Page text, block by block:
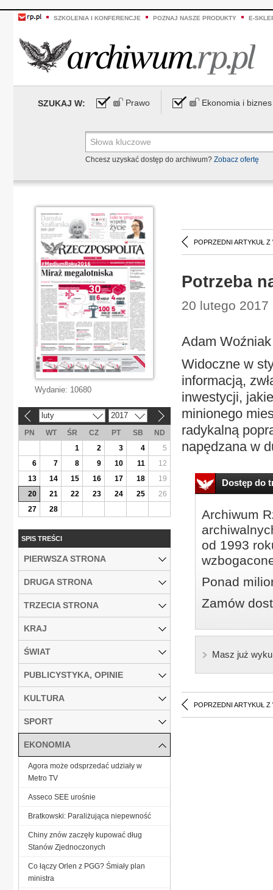
SZKOLENIA I KONFERENCJE POZNAJ NASZE PRODUKTY E-
SZUKAJ W: Prawo Ekonomia i biznes
Chcesz uzyskać dostęp do archiwum? Zobacz ofertę
POPRZEDNI ARTYKUŁ Z
Potrzeba
20 lutego 2017
Adam Woźniak
Widoczne w
informacją,
inwestycji,
minionego
radykalną
napędzana w
Dostęp do
Archiwum
od 1993
Ponad
Zamów
Masz już
POPRZEDNI ARTYKUŁ Z
Wydanie: 10680
luty 2017
PN WT ŚR CZ PT SB
ND
1
2 3 4
5
6
7 8 9 10 11
12
13
14 15 16 17 18
19
20
21 22 23 24 25
26
27
28
SPIS TREŚCI
PIERWSZA STRONA
DRUGA STRONA
TRZECIA STRONA
KRAJ
ŚWIAT
PUBLICYSTYKA, OPINIE
KULTURA
SPORT
EKONOMIA
Agora może odsprzedać udziały w
Metro TV
Asseco SEE urośnie
Bratkowski: Paraliżująca niepewność
Chiny znów zaczęły kupować dług
Stanów Zjednoczonych
Co łączy Orlen z PGG? Śmiały plan
ministra